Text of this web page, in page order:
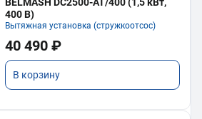
400 В)
Вытяжная установка (стружкоотсос)
40 490 ₽
В корзину